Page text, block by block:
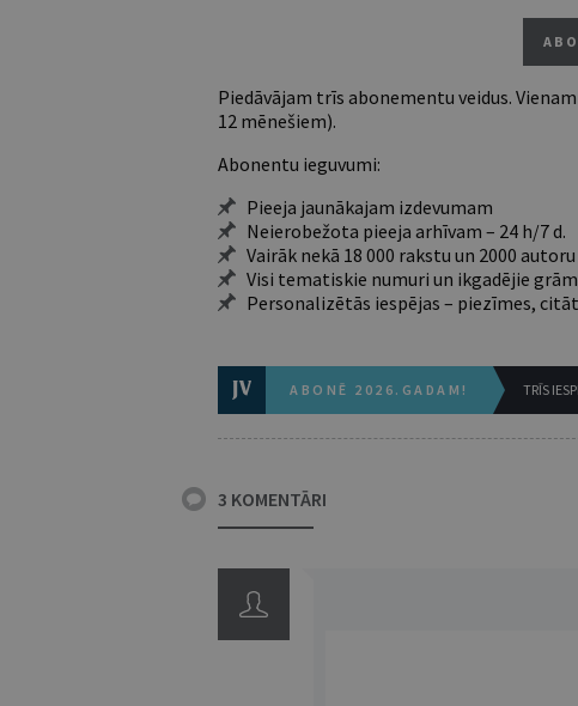
Piedāvājam trīs abonementu veidus.
12 mēnešiem).
Abonentu ieguvumi:
Pieeja jaunākajam izdevumam
Neierobežota pieeja arhīvam – 24 h/7 d.
Vairāk nekā 18 000 rakstu un 2000 autoru
Visi tematiskie numuri un ikgadējie
Personalizētās iespējas – piezīmes,
ABONĒ 2026.GADAM! TRĪS
3 KOMENTĀRI